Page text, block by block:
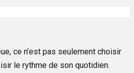
ce n’est pas seulement choisir
le rythme de son quotidien.